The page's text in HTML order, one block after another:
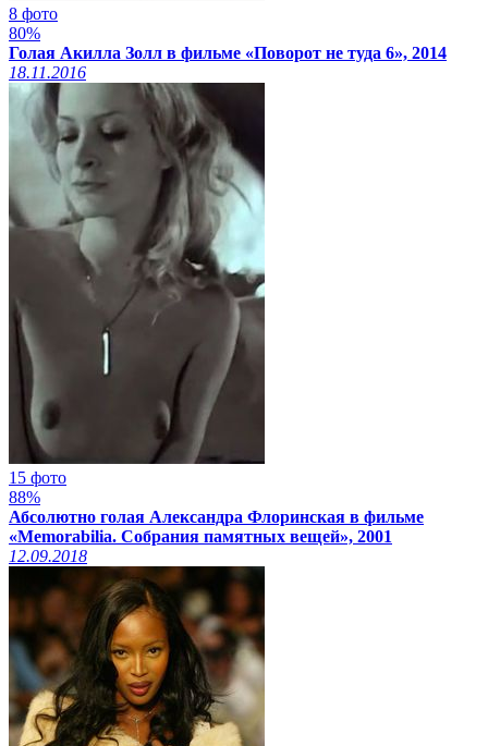
8 фото
80%
Голая Акилла Золл в фильме «Поворот не туда 6», 2014
18.11.2016
15 фото
88%
Абсолютно голая Александра Флоринская в фильме
«Memorabilia. Собрания памятных вещей», 2001
12.09.2018